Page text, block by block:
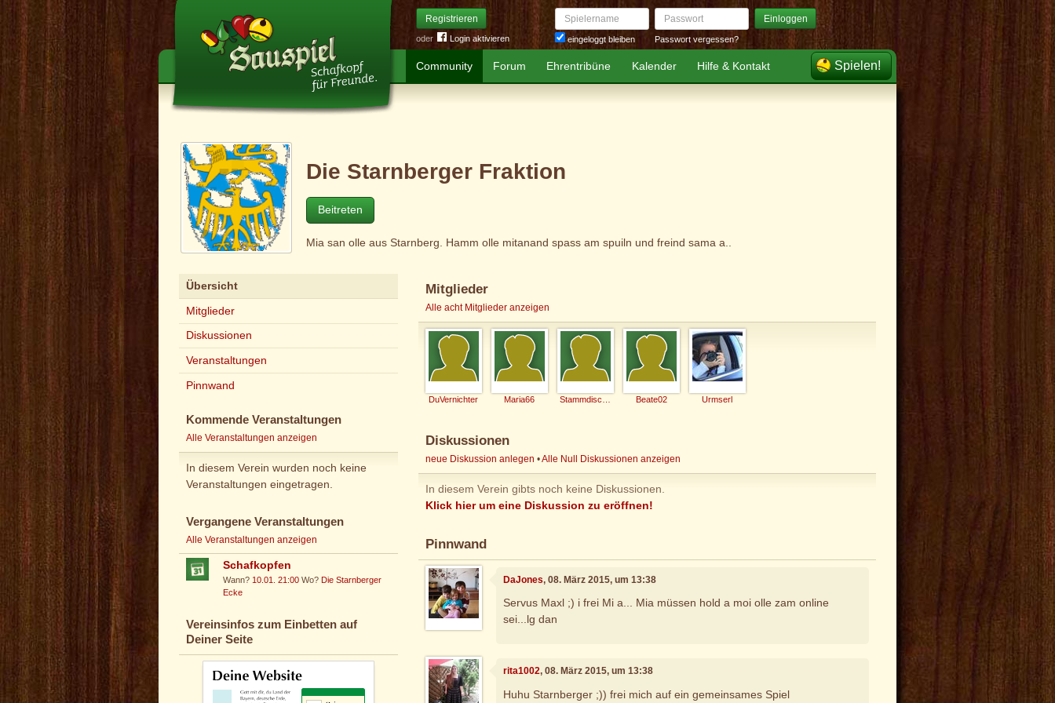
Registrieren
oder Login aktivieren
Spielername
eingeloggt bleiben
Passwort Einloggen
Passwort vergessen?
Community Forum Ehrentribüne Kalender Hilfe & Kontakt Spielen!
Die Starnberger Fraktion
Beitreten
Mia san olle aus Starnberg. Hamm olle mitanand spass am spuiln und freind sama a..
Übersicht
Mitglieder
Diskussionen
Veranstaltungen
Pinnwand
Kommende Veranstaltungen
Alle Veranstaltungen anzeigen
In diesem Verein wurden noch keine
Veranstaltungen eingetragen.
Vergangene Veranstaltungen
Alle Veranstaltungen anzeigen
Schafkopfen
Wann? 10.01. 21:00 Wo? Die Starnberger
Ecke
Vereinsinfos zum Einbetten auf
Deiner Seite
Mitglieder
Alle acht Mitglieder anzeigen
DuVernichter Maria66 Beate02 Urmserl
Diskussionen
neue Diskussion anlegen •Alle Null Diskussionen anzeigen
In diesem Verein gibts noch keine Diskussionen.
Klick hier um eine Diskussion zu eröffnen!
Pinnwand
DaJones, 08. März 2015, um 13:38
Servus Maxl ;) i frei Mi a... Mia müssen hold a moi olle zam online
sei...lg dan
rita1002, 08. März 2015, um 13:38
Huhu Starnberger ;)) frei mich auf ein gemeinsames Spiel